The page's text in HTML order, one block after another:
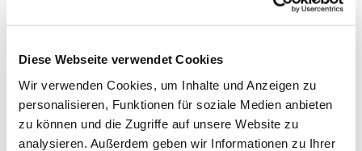
Diese Webseite verwendet Cookies
Wir verwenden Cookies, um Inhalte und Anzeigen zu
personalisieren, Funktionen für soziale Medien anbieten
zu können und die Zugriffe auf unsere Website zu
analysieren. Außerdem geben wir Informationen zu Ihrer